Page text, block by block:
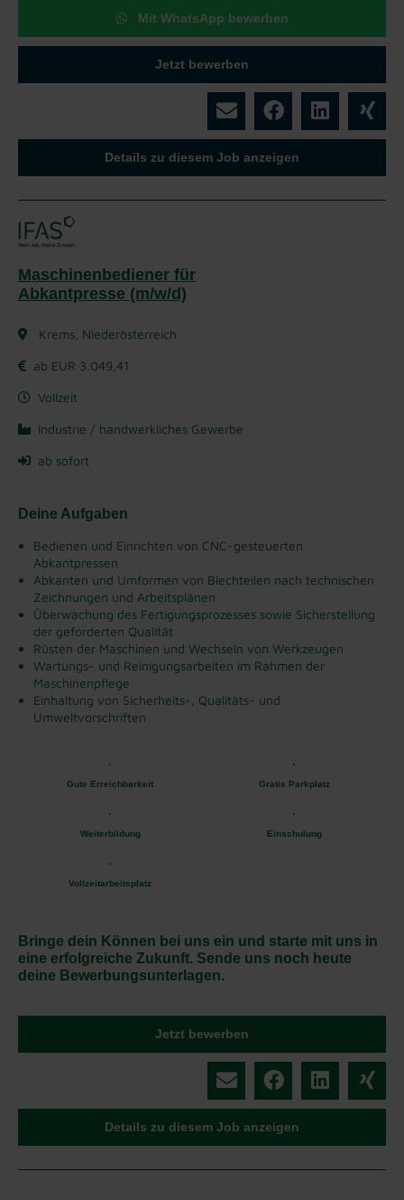
Mit WhatsApp bewerben
Jetzt bewerben
Details zu diesem Job anzeigen
Maschinenbediener für
Abkantpresse (m/w/d)
Krems, Niederösterreich
ab EUR 3.049,41
Vollzeit
Industrie / handwerkliches Gewerbe
ab sofort
Deine Aufgaben
Bedienen und Einrichten von CNC-gesteuerten
Abkantpressen
Abkanten und Umformen von Blechteilen nach technischen
Zeichnungen und Arbeitsplänen
Überwachung des Fertigungsprozesses sowie Sicherstellung
der geforderten Qualität
Rüsten der Maschinen und Wechseln von Werkzeugen
Wartungs- und Reinigungsarbeiten im Rahmen der
Maschinenpflege
Einhaltung von Sicherheits-, Qualitäts- und
Umweltvorschriften
Gute Erreichbarkeit Gratis Parkplatz
Weiterbildung Einschulung
Vollzeitarbeitsplatz
Bringe dein Können bei uns ein und starte mit uns in
eine erfolgreiche Zukunft. Sende uns noch heute
deine Bewerbungsunterlagen.
Jetzt bewerben
Details zu diesem Job anzeigen